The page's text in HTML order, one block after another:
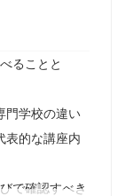
ることと
門学校の違い
表的な講座内
で確認すべき